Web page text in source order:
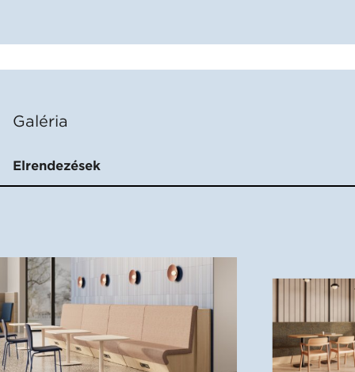
Galéria
Elrendezések